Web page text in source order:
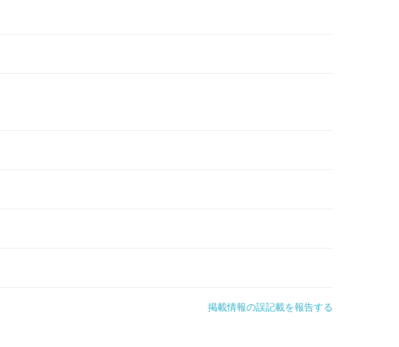
掲載情報の誤記載を報告する